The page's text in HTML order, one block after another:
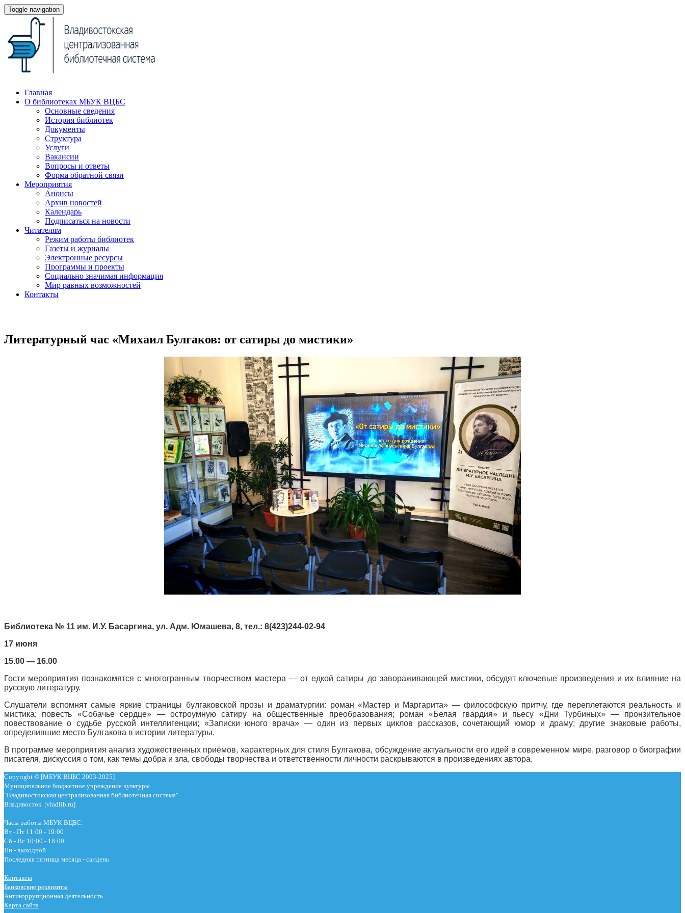
Toggle navigation
Главная
О библиотеках МБУК ВЦБС
Основные сведения
История библиотек
Документы
Структура
Услуги
Вакансии
Вопросы и ответы
Форма обратной связи
Мероприятия
Анонсы
Архив новостей
Календарь
Подписаться на новости
Читателям
Режим работы библиотек
Газеты и журналы
Электронные ресурсы
Программы и проекты
Социально значимая информация
Мир равных возможностей
Контакты
Литературный час «Михаил Булгаков: от сатиры до мистики»
Библиотека № 11 им. И.У. Басаргина, ул. Адм. Юмашева, 8, тел.: 8(423)244-02-94
17 июня
15.00 — 16.00
Гости мероприятия познакомятся с многогранным творчеством мастера — от едкой сатиры до завораживающей мистики, обсудят ключевые произведения и их влияние на
русскую литературу.
Слушатели вспомнят самые яркие страницы булгаковской прозы и драматургии: роман «Мастер и Маргарита» — философскую притчу, где переплетаются реальность и
мистика; повесть «Собачье сердце» — остроумную сатиру на общественные преобразования; роман «Белая гвардия» и пьесу «Дни Турбиных» — пронзительное
повествование о судьбе русской интеллигенции; «Записки юного врача» — один из первых циклов рассказов, сочетающий юмор и драму; другие знаковые работы,
определившие место Булгакова в истории литературы.
В программе мероприятия анализ художественных приёмов, характерных для стиля Булгакова, обсуждение актуальности его идей в современном мире, разговор о биографии
писателя, дискуссия о том, как темы добра и зла, свободы творчества и ответственности личности раскрываются в произведениях автора.
Copyright © [МБУК ВЦБС 2003-2025]
Муниципальное бюджетное учреждение культуры
"Владивостокская централизованная библиотечная система"
Владивосток [vladlib.ru]
Часы работы МБУК ВЦБС:
Вт - Пт 11:00 - 19:00
Сб - Вс 10:00 - 18:00
Пн - выходной
Последняя пятница месяца - сандень
Контакты
Банковские реквизиты
Антикоррупционная деятельность
Карта сайта